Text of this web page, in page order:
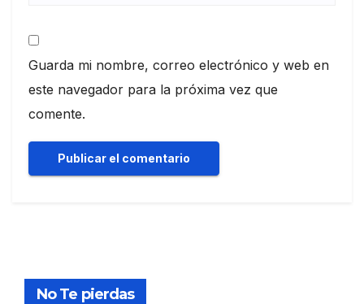
Guarda mi nombre, correo electrónico y web en
este navegador para la próxima vez que
comente.
No Te pierdas